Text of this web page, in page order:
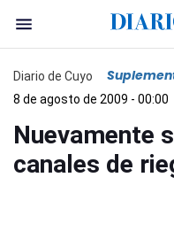
Diario de Cuyo
8 de agosto de 2009 - 00:00
Nuevamente
canales de